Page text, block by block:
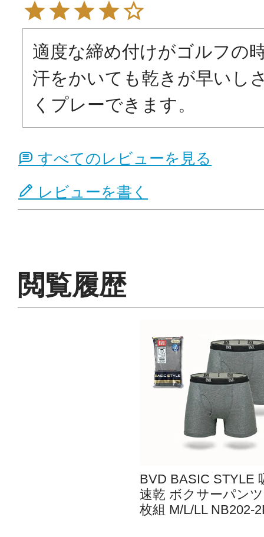
適度な締め付けがゴルフの
汗をかいても乾きが早いし
くプレーできます。
すべてのレビューを見る
レビューを書く
閲覧履歴
BVD BASIC STYLE
速乾 ボクサーパン
枚組 M/L/LL NB202-